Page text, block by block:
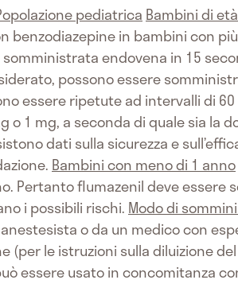
pediatrica Bambini di
benzodiazepine in bambini con
endovena in 15
possono essere
essere ripetute ad intervalli di
1 mg, a seconda di quale sia la
dati sulla sicurezza e
Bambini con meno di 1 anno
Pertanto flumazenil deve essere
i possibili rischi. Modo di
o da un medico con
(per le istruzioni sulla diluizione
essere usato in concomitanza